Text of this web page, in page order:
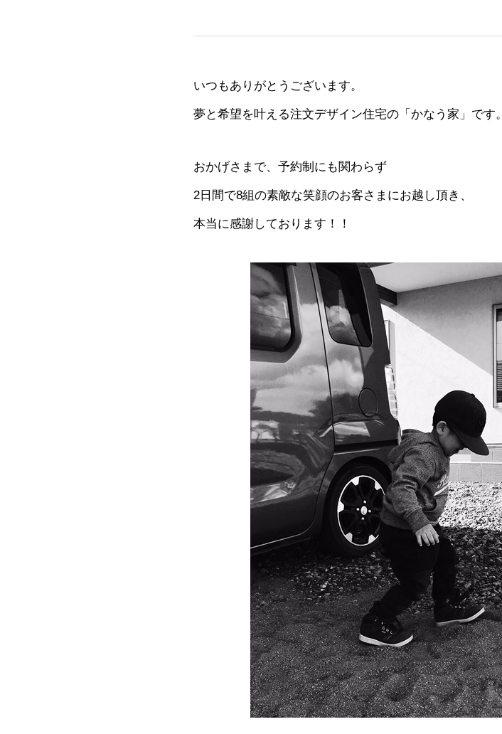
いつもありがとうございます。
夢と希望を叶える注文デザイン住宅の「かなう家」です。
おかげさまで、予約制にも関わらず
2日間で8組の素敵な笑顔のお客さまにお越し頂き、
本当に感謝しております！！